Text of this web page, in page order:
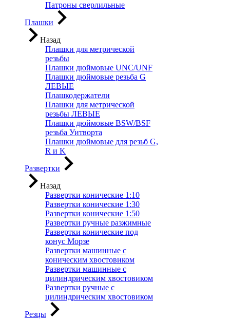
Патроны сверлильные
Плашки
Назад
Плашки для метрической
резьбы
Плашки дюймовые UNC/UNF
Плашки дюймовые резьба G
ЛЕВЫЕ
Плашкодержатели
Плашки для метрической
резьбы ЛЕВЫЕ
Плашки дюймовые BSW/BSF
резьба Уитворта
Плашки дюймовые для резьб G,
R и K
Развертки
Назад
Развертки конические 1:10
Развертки конические 1:30
Развертки конические 1:50
Развертки ручные разжимные
Развертки конические под
конус Морзе
Развертки машинные с
коническим хвостовиком
Развертки машинные с
цилиндрическим хвостовиком
Развертки ручные с
цилиндрическим хвостовиком
Резцы